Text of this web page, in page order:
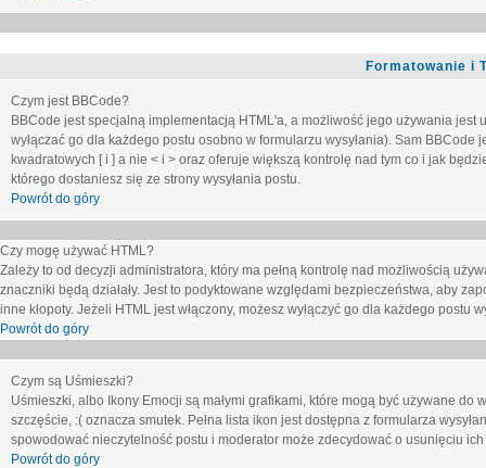
Formatowanie i
Czym jest BBCode?
BBCode jest specjalną implementacją HTML'a, a możliwość jego używania
wyłączać go dla każdego postu osobno w formularzu wysyłania). Sam
kwadratowych [ i ] a nie < i > oraz oferuje większą kontrolę nad tym co i jak
którego dostaniesz się ze strony wysyłania postu.
Powrót do góry
Czy mogę używać HTML?
Zależy to od decyzji administratora, który ma pełną kontrolę nad możliwością
znaczniki będą działały. Jest to podyktowane względami bezpieczeństwa, aby
inne kłopoty. Jeżeli HTML jest włączony, możesz wyłączyć go dla każdego
Powrót do góry
Czym są Uśmieszki?
Uśmieszki, albo Ikony Emocji są małymi grafikami, które mogą być używane
szczęście, :( oznacza smutek. Pełna lista ikon jest dostępna z formularza
spowodować nieczytelność postu i moderator może zdecydować o usunięciu ich
Powrót do góry